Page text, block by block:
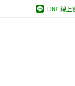
LINE 線上